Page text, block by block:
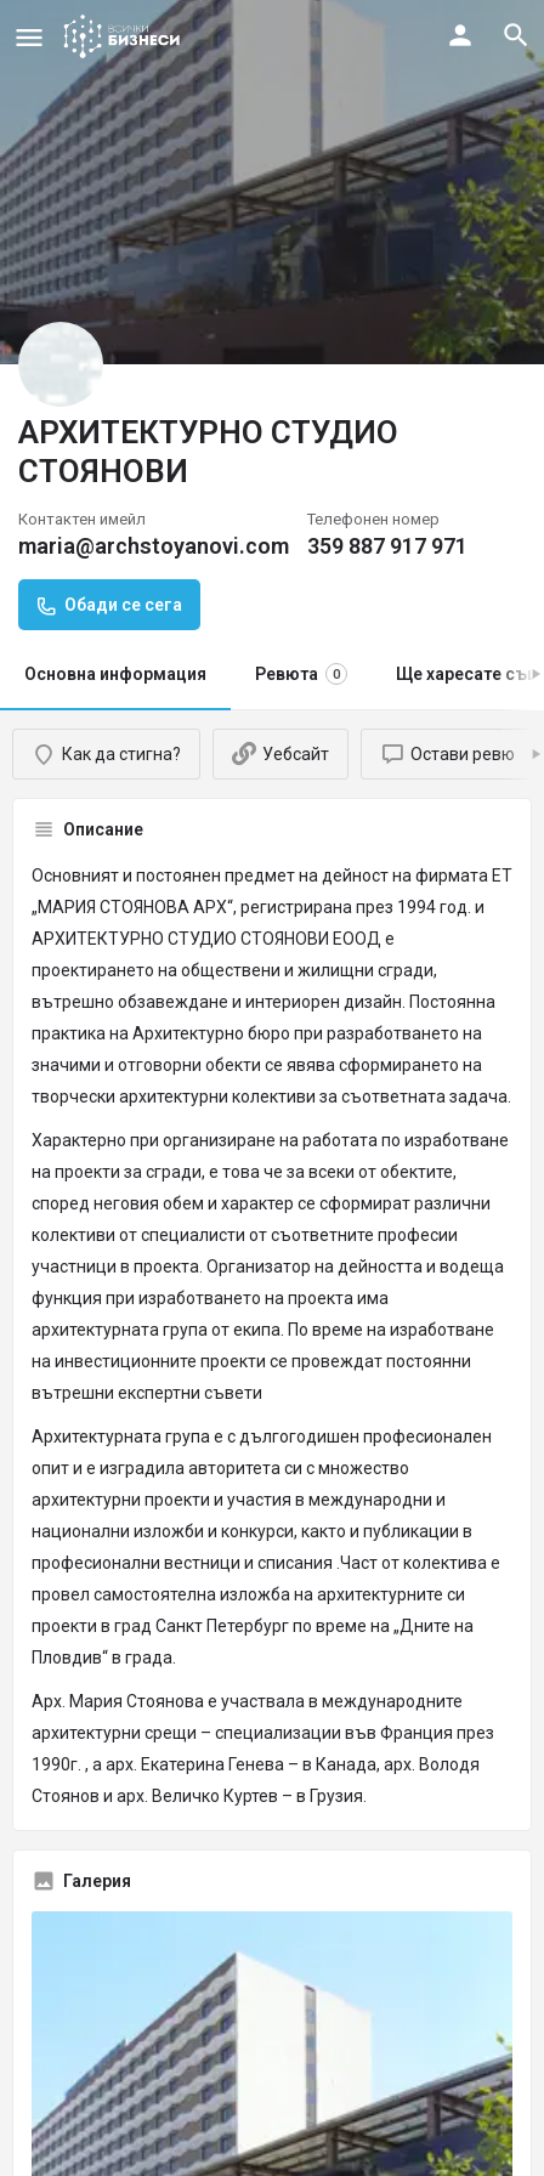
АРХИТЕКТУРНО СТУДИО
СТОЯНОВИ
Контактен имейл
maria@archstoyanovi.com
Телефонен номер
359 887 917 971
Обади се сега
Основна информация Ревюта 0 Ще харесате
Как да стигна? Уебсайт Остави ревю
Описание
Основният и постоянен предмет на дейност на фирмата ЕТ
„МАРИЯ СТОЯНОВА АРХ“, регистрирана през 1994 год. и
АРХИТЕКТУРНО СТУДИО СТОЯНОВИ ЕООД е
проектирането на обществени и жилищни сгради,
вътрешно обзавеждане и интериорен дизайн. Постоянна
практика на Архитектурно бюро при разработването на
значими и отговорни обекти се явява сформирането на
творчески архитектурни колективи за съответната задача.
Характерно при организиране на работата по изработване
на проекти за сгради, е това че за всеки от обектите,
според неговия обем и характер се сформират различни
колективи от специалисти от съответните професии
участници в проекта. Организатор на дейността и водеща
функция при изработването на проекта има
архитектурната група от екипа. По време на изработване
на инвестиционните проекти се провеждат постоянни
вътрешни експертни съвети
Архитектурната група е с дългогодишен професионален
опит и е изградила авторитета си с множество
архитектурни проекти и участия в международни и
национални изложби и конкурси, както и публикации в
професионални вестници и списания .Част от колектива е
провел самостоятелна изложба на архитектурните си
проекти в град Санкт Петербург по време на „Дните на
Пловдив“ в града.
Арх. Мария Стоянова е участвала в международните
архитектурни срещи – специализации във Франция през
1990г. , а арх. Екатерина Генева – в Канада, арх. Володя
Стоянов и арх. Величко Куртев – в Грузия.
Галерия